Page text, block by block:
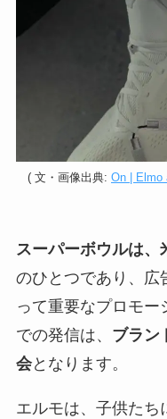
( 文・画像出典: On | Elmo
スーパーボウルは、
のひとつであり、広
って重要なプロモー
での発信は、 ブラン
会となります。
エルモは、子供たち